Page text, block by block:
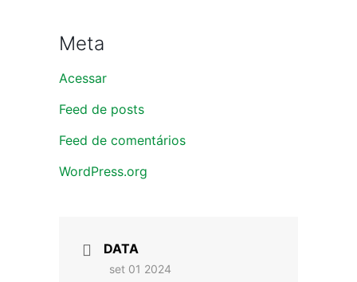
Meta
Acessar
Feed de posts
Feed de comentários
WordPress.org
DATA
set 01 2024